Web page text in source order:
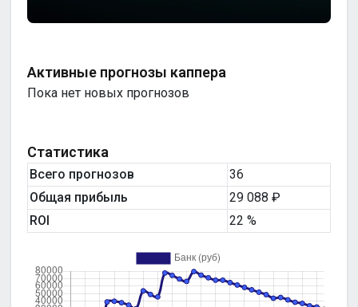
Активные прогнозы каппера
Пока нет новых прогнозов
Статистика
Всего прогнозов
36
Общая прибыль
29 088 ₽
ROI
22 %